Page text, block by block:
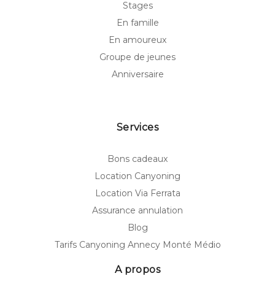
Stages
En famille
En amoureux
Groupe de jeunes
Anniversaire
Services
Bons cadeaux
Location Canyoning
Location Via Ferrata
Assurance annulation
Blog
Tarifs Canyoning Annecy Monté Médio
A propos